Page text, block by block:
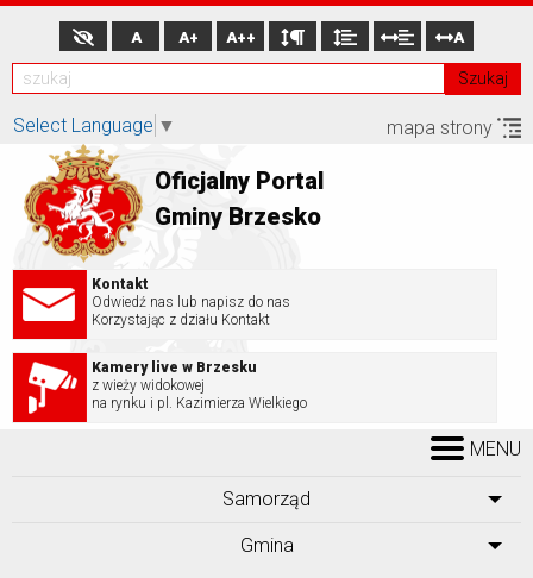
Szukaj
A A+ A++ A
Select Language ▼ mapa strony
Oficjalny Portal
Gminy Brzesko
Kontakt
Odwiedź nas lub napisz do nas
Korzystając z działu Kontakt
Kamery live w Brzesku
z wieży widokowej
na rynku i pl. Kazimierza Wielkiego
MENU
Samorząd
Gmina